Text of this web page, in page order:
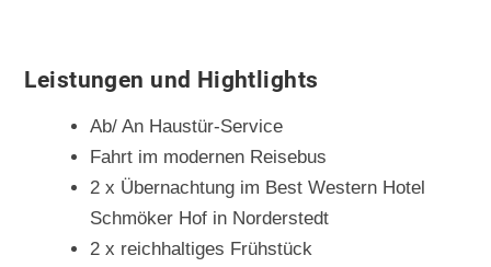
Leistungen und Hightlights
Ab/ An Haustür-Service
Fahrt im modernen Reisebus
2 x Übernachtung im Best Western Hotel
Schmöker Hof in Norderstedt
2 x reichhaltiges Frühstück